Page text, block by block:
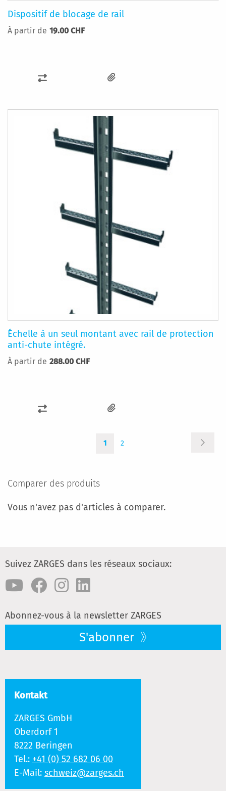
Dispositif de blocage de rail
À partir de 19.00 CHF
AJOUTER
COMPARATEUR
Échelle à un seul montant avec rail de protection
anti-chute intégré.
À partir de 288.00 CHF
AJOUTER
COMPARATEURYou're
currently
1
Page
2
Comparer des produits
Vous n'avez pas d'articles à comparer.
Suivez ZARGES dans les réseaux sociaux:
Abonnez-vous à la newsletter ZARGES
S'abonner
Kontakt
ZARGES GmbH
Oberdorf 1
8222 Beringen
Tel.: +41 (0) 52 682 06 00
E-Mail: schweiz@zarges.ch